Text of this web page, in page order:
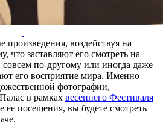
воздействуя на
что заставляют его смотреть на
по-другому или иногда даже
его восприятие мира. Именно
фотографии,
в рамках весеннего Фестиваля
посещения, вы будете смотреть